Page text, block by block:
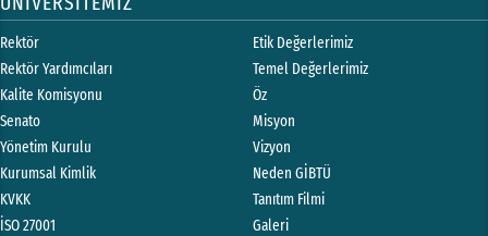
Rektör
Rektör Yardımcıları
Kalite Komisyonu
Senato
Yönetim Kurulu
Kurumsal Kimlik
KVKK
İSO 27001
Etik Değerlerimiz
Temel Değerlerimiz
Öz
Misyon
Vizyon
Neden GİBTÜ
Tanıtım Filmi
Galeri